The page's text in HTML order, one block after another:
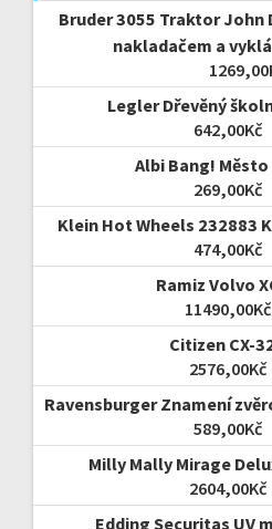
Bruder 3055 Traktor John
nakladačem a
1269,00
Legler Dřevěný
642,00Kč
Albi Bang!
269,00Kč
Klein Hot Wheels 232883
474,00Kč
Ramiz Volvo
11490,00Kč
Citizen CX-
2576,00Kč
Ravensburger Znamení
589,00Kč
Milly Mally Mirage
2604,00Kč
Edding Securitas UV